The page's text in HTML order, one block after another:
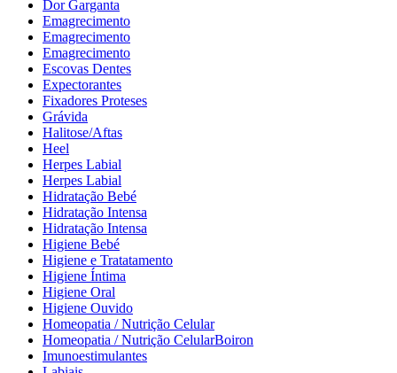
Dor Garganta
Emagrecimento
Emagrecimento
Emagrecimento
Escovas Dentes
Expectorantes
Fixadores Proteses
Grávida
Halitose/Aftas
Heel
Herpes Labial
Herpes Labial
Hidratação Bebé
Hidratação Intensa
Hidratação Intensa
Higiene Bebé
Higiene e Tratatamento
Higiene Íntima
Higiene Oral
Higiene Ouvido
Homeopatia / Nutrição Celular
Homeopatia / Nutrição CelularBoiron
Imunoestimulantes